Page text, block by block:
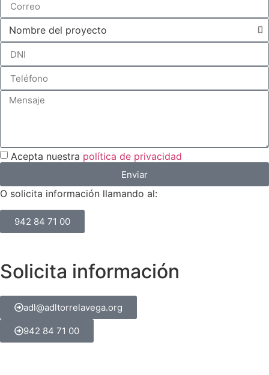
Acepta nuestra política de privacidad
Enviar
O solicita información llamando al:
942 84 71 00
Solicita información
adl@adltorrelavega.org
942 84 71 00